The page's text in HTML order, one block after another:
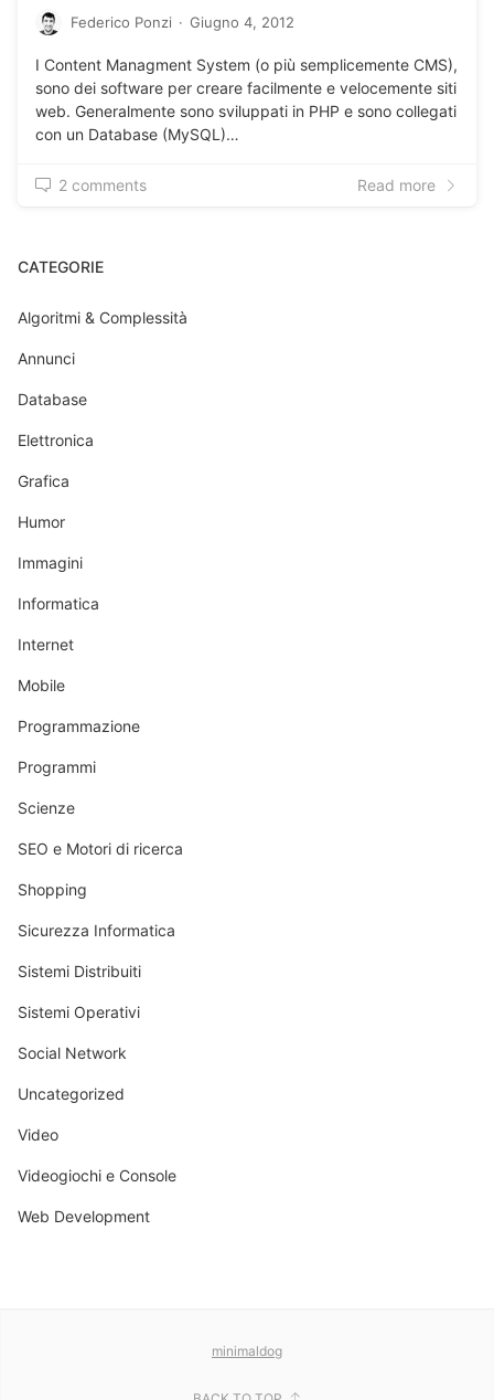
Federico Ponzi · Giugno 4, 2012
I Content Managment System (o più semplicemente CMS),
sono dei software per creare facilmente e velocemente siti
web. Generalmente sono sviluppati in PHP e sono collegati
con un Database (MySQL)…
2 comments Read more
CATEGORIE
Algoritmi & Complessità
Annunci
Database
Elettronica
Grafica
Humor
Immagini
Informatica
Internet
Mobile
Programmazione
Programmi
Scienze
SEO e Motori di ricerca
Shopping
Sicurezza Informatica
Sistemi Distribuiti
Sistemi Operativi
Social Network
Uncategorized
Video
Videogiochi e Console
Web Development
minimaldog